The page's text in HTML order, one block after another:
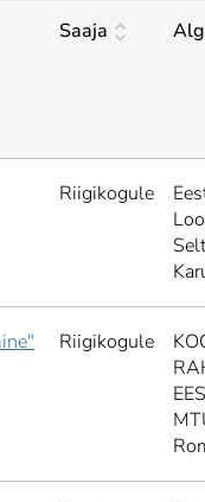
Saaja
Riigikogule
Riigikogule